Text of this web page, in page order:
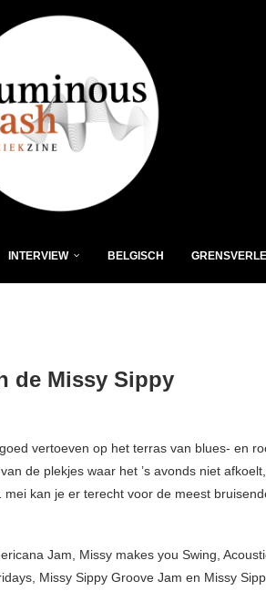
INTERVIEW BELGISCH
de Missy Sippy
vertoeven op het terras van blues- en
de plekjes waar het ’s avonds niet
kan je er terecht voor de meest
Jam, Missy makes you Swing,
Missy Sippy Groove Jam en Missy